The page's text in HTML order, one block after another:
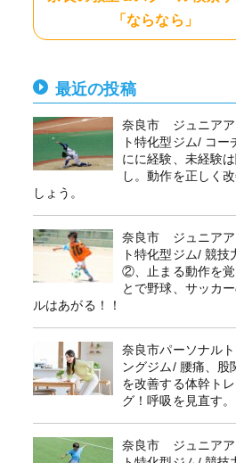
「ならなら」
最近の投稿
奈良市 ジュニアア
ト特化型ジム/ コー
にに経験、未経験
し。動作を正しく
しょう。
奈良市 ジュニアア
ト特化型ジム/ 競技
②、止まる動作を覚
とで野球、サッカ
ルはあがる！！
奈良市パーソナル
ングジム/ 腰痛、股
を改善する体幹ト
グ！呼吸を見直す。
奈良市 ジュニアア